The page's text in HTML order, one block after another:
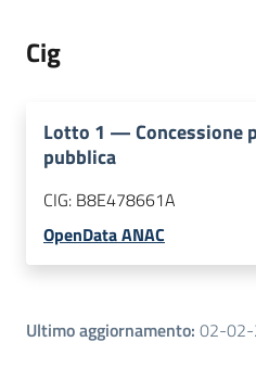
Cig
Lotto 1 —Concessione
pubblica
CIG: B8E478661A
OpenData ANAC
Ultimo aggiornamento: 02-02-